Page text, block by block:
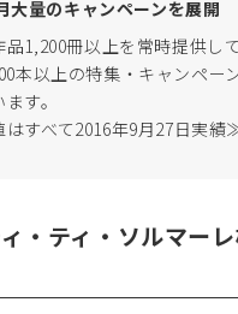
大量のキャンペーンを展開
品1,200冊以上を常時提供し
本以上の特集・キャンペー
す。
すべて2016年9月27日実績
・ティ・ソルマー